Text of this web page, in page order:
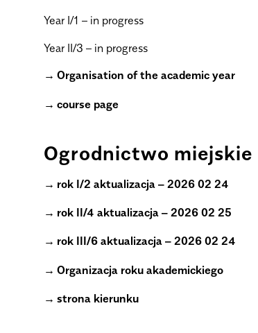
Year I/1 – in progress
Year II/3 – in progress
Organisation of the academic year
course page
Ogrodnictwo
rok I/2 aktualizacja – 2026 02 24
rok II/4 aktualizacja – 2026 02 25
rok III/6 aktualizacja – 2026 02 24
Organizacja roku akademickiego
strona kierunku